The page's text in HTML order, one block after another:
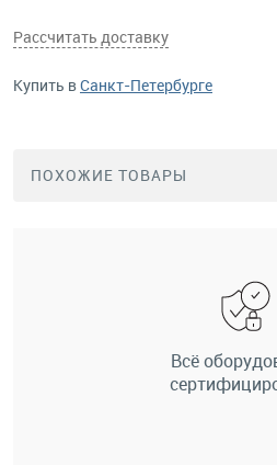
Рассчитать доставку
Купить вСанкт-Петербурге
ПОХОЖИЕ ТОВАРЫ
Всё